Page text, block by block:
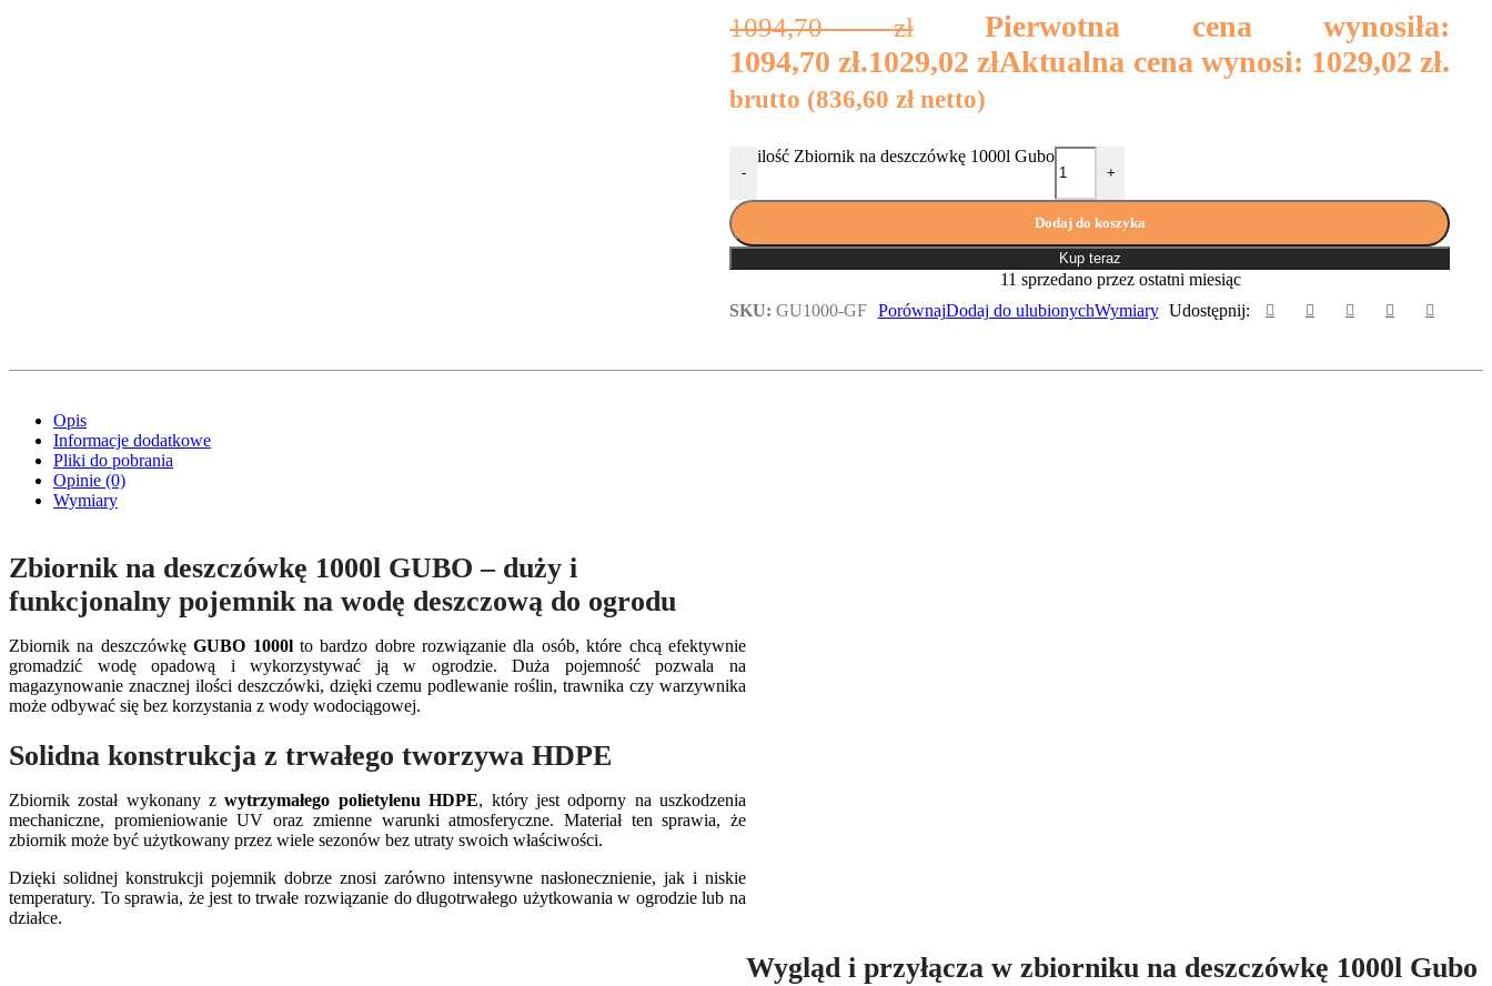
1094,70zł
Pierwotna cena wynosiła:
1094,70 zł.1029,02 złAktualna cena wynosi: 1029,02 zł.
brutto (836,60 złnetto)
-
ilość Zbiornik na deszczówkę 1000l Gubo
+
Dodaj do koszyka
Kup teraz
11 sprzedano przez ostatni miesiąc
SKU: GU1000-GF PorównajDodaj do ulubionychWymiary Udostępnij:
Opis
Informacje dodatkowe
Pliki do pobrania
Opinie (0)
Wymiary
Zbiornik na deszczówkę 1000l GUBO – duży i
funkcjonalny pojemnik na wodę deszczową do ogrodu
Zbiornik na deszczówkęGUBO 1000lto bardzo dobre rozwiązanie dla osób, które chcą efektywnie
gromadzić wodę opadową i wykorzystywać ją w ogrodzie. Duża pojemność pozwala na
magazynowanie znacznej ilości deszczówki, dzięki czemu podlewanie roślin, trawnika czy warzywnika
może odbywać się bez korzystania z wody wodociągowej.
Solidna konstrukcja z trwałego tworzywa HDPE
Zbiornik został wykonany zwytrzymałego polietylenu HDPE, który jest odporny na uszkodzenia
mechaniczne, promieniowanie UV oraz zmienne warunki atmosferyczne. Materiał ten sprawia, że
zbiornik może być użytkowany przez wiele sezonów bez utraty swoich właściwości.
Dzięki solidnej konstrukcji pojemnik dobrze znosi zarówno intensywne nasłonecznienie, jak i niskie
temperatury. To sprawia, że jest to trwałe rozwiązanie do długotrwałego użytkowania w ogrodzie lub na
działce.
Wygląd i przyłącza w zbiorniku na deszczówkę 1000l Gubo